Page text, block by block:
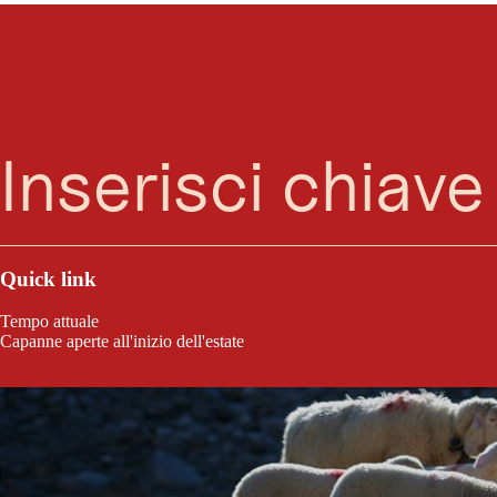
Quick link
Tempo attuale
Capanne aperte all'inizio dell'estate